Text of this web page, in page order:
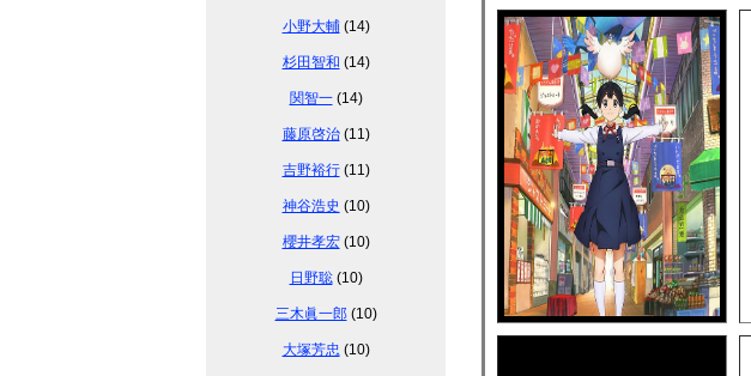
小野大輔(14)
杉田智和 (14)
関智一(14)
藤原啓治(11)
吉野裕行(11)
神谷浩史 (10)
櫻井孝宏(10)
日野聡(10)
三木眞一郎(10)
大塚芳忠 (10)